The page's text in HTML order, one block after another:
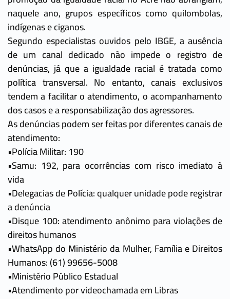
naquele ano, grupos específicos como quilombolas,
indígenas e ciganos.
Segundo especialistas ouvidos pelo IBGE, a ausência
de um canal dedicado não impede o registro de
denúncias, já que a igualdade racial é tratada como
política transversal. No entanto, canais exclusivos
tendem a facilitar o atendimento, o acompanhamento
dos casos e a responsabilização dos agressores.
As denúncias podem ser feitas por diferentes canais de
atendimento:
•Polícia Militar: 190
•Samu: 192, para ocorrências com risco imediato à
vida
•Delegacias de Polícia: qualquer unidade pode registrar
a denúncia
•Disque 100: atendimento anônimo para violações de
direitos humanos
•WhatsApp do Ministério da Mulher, Família e Direitos
Humanos: (61) 99656-5008
•Ministério Público Estadual
•Atendimento por videochamada em Libras